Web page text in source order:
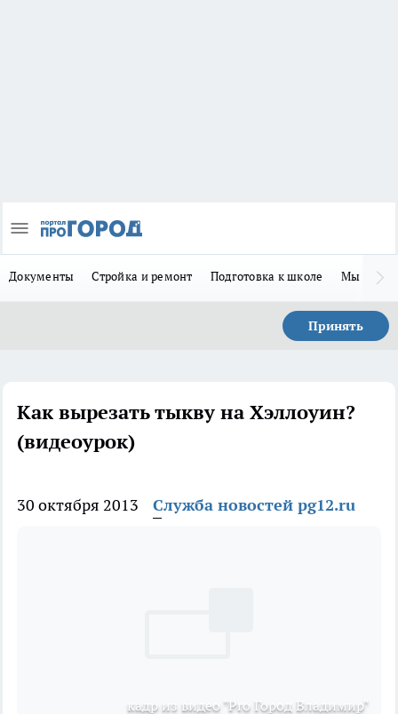
Документы Стройка и ремонт Подготовка к школе Мы в MAX
Принять
Как вырезать тыкву на Хэллоуин?
(видеоурок)
30 октября 2013 Служба новостей pg12.ru
кадр из видео "Pro Город Владимир"